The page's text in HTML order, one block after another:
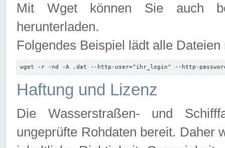
Mit Wget können Sie auch
herunterladen.
Folgendes Beispiel lädt alle
wget -r -nd -A .dat --http-user="ihr_login" --http-
Haftung und Lizenz
Die Wasserstraßen- und
ungeprüfte Rohdaten bereit. Daher